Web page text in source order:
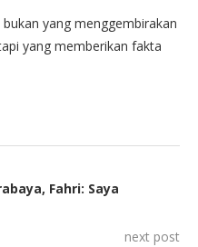
yang menggembirakan
yang memberikan fakta
Fahri: Saya
next post